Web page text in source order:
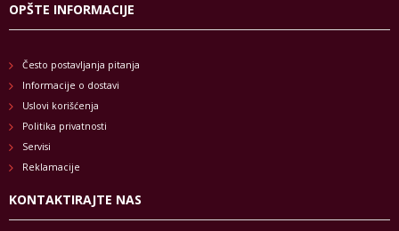
OPŠTE INFORMACIJE
Često postavljanja pitanja
Informacije o dostavi
Uslovi korišćenja
Politika privatnosti
Servisi
Reklamacije
KONTAKTIRAJTE NAS